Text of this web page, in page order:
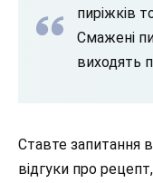
пиріжків
Смажені
виходять
Ставте запитання
відгуки про